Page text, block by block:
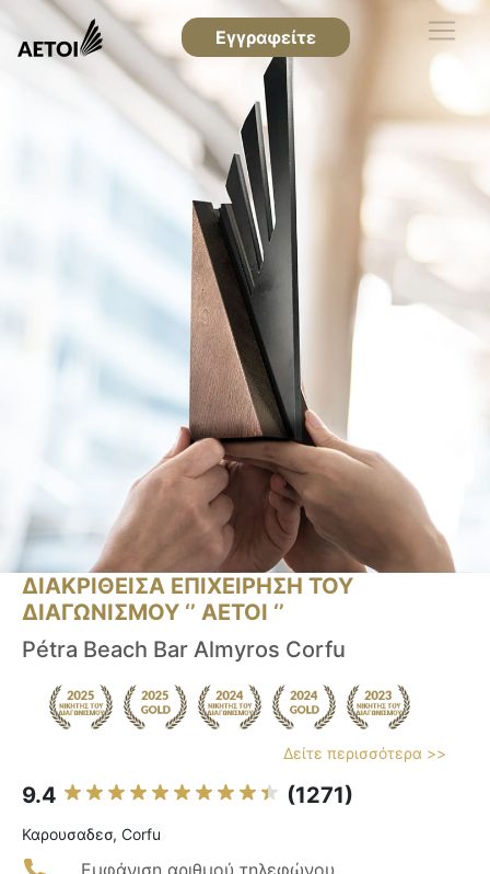
Εγγραφείτε
ΔΙΑΚΡΙΘΕΙΣΑ ΕΠΙΧΕΙΡΗΣΗ ΤΟΥ
ΔΙΑΓΩΝΙΣΜΟΥ ‘’ ΑΕΤΟΙ ‘’
Pétra Beach Bar Almyros Corfu
Δείτε περισσότερα >>
9.4 (1271)
Καρουσαδεσ, Corfu